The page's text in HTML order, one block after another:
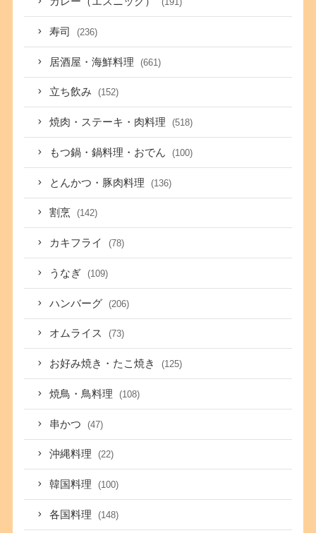
寿司 (236)
居酒屋・海鮮料理 (661)
立ち飲み (152)
焼肉・ステーキ・肉料理 (518)
もつ鍋・鍋料理・おでん (100)
とんかつ・豚肉料理 (136)
割烹 (142)
カキフライ (78)
うなぎ (109)
ハンバーグ (206)
オムライス (73)
お好み焼き・たこ焼き (125)
焼鳥・鳥料理 (108)
串かつ (47)
沖縄料理 (22)
韓国料理 (100)
各国料理 (148)